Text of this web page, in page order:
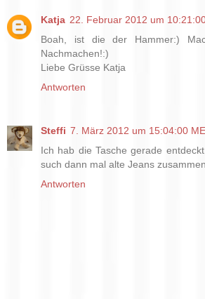
Katja 22. Februar 2012 um
Boah, ist die der Hammer:)
Nachmachen!:)
Liebe Grüsse Katja
Antworten
Steffi 7. März 2012 um 15:04:00
Ich hab die Tasche gerade
such dann mal alte Jeans
Antworten